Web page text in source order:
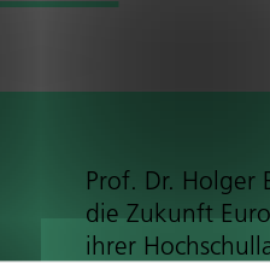
Prof. Dr. Holger
die Zukunft
ihrer